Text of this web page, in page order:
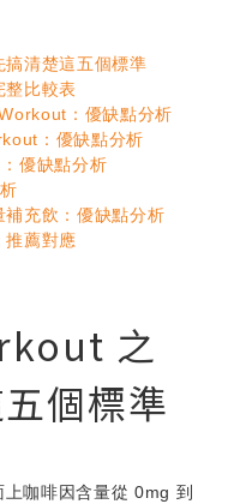
清楚這五個標準
比較表
：優缺點分析
：優缺點分析
優缺點分析
充飲：優缺點分析
薦對應
之
個標準
咖啡因含量從 0mg 到